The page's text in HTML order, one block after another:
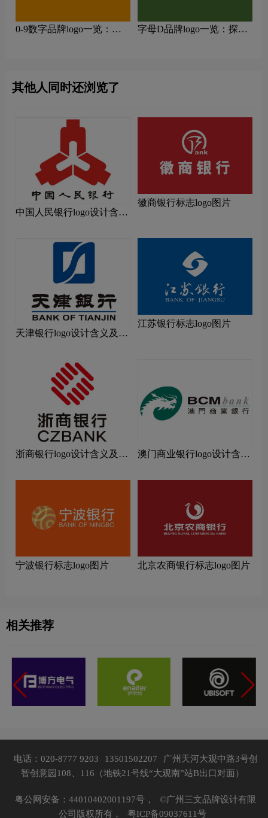
0-9数字品牌logo一览：探
字母D品牌logo一览：探索
其他人同时还浏览了
中国人民银行logo设计含义
徽商银行标志logo图片
天津银行logo设计含义及设
江苏银行标志logo图片
浙商银行logo设计含义及设
澳门商业银行logo设计含义
宁波银行标志logo图片 北京农商银行标志logo图片
相关推荐
电话：020-8777 9203 13501502207
广州天河大观中路3号创
智创意园108、116（地铁21号线“大观南”站B出口对面）
粤公网安备：44010402001197号，
©广州三文品牌设计有限
公司版权所有，
粤ICP备09037611号